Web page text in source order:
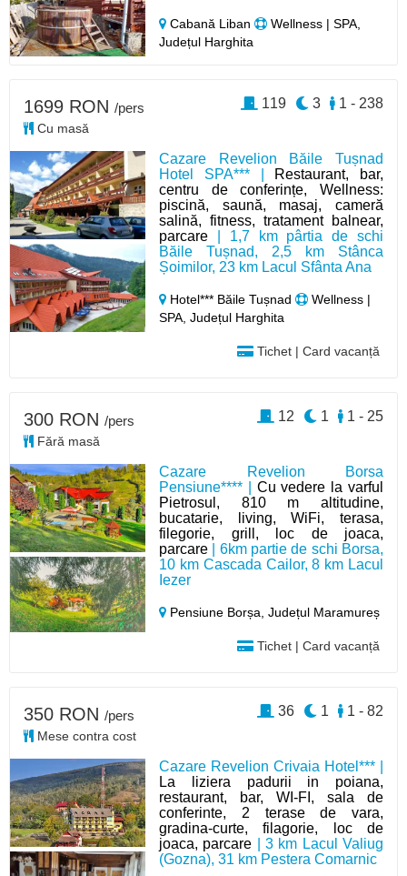
Cabană Liban
Wellness | SPA,
Județul Harghita
Cazare Revelion Băile Tușnad
Hotel SPA*** |
Restaurant, bar,
centru de conferințe, Wellness:
piscină, saună, masaj, cameră
salină, fitness, tratament balnear,
parcare | 1,7 km pârtia de schi
Băile Tușnad, 2,5 km Stânca
Șoimilor, 23 km Lacul Sfânta Ana
Hotel*** Băile Tușnad
Wellness |
SPA, Județul Harghita
Tichet | Card vacanță
1699 RON /pers
Cu masă
1 - 238
3
119
Cazare Revelion Borsa
Pensiune**** | Cu vedere la varful
Pietrosul, 810 m altitudine,
bucatarie, living, WiFi, terasa,
filegorie, grill, loc de joaca,
parcare | 6km partie de schi Borsa,
10 km Cascada Cailor, 8 km Lacul
Iezer
Pensiune Borșa,Județul Maramureș
Tichet | Card vacanță
300 RON /pers
Fără masă
1 - 25
1
12
Cazare Revelion Crivaia Hotel*** |
La liziera padurii in poiana,
restaurant, bar, WI-FI, sala de
conferinte, 2 terase de vara,
gradina-curte, filagorie, loc de
joaca, parcare | 3 km Lacul Valiug
(Gozna), 31 km Pestera Comarnic
350 RON /pers
Mese contra cost
1 - 82
1
36